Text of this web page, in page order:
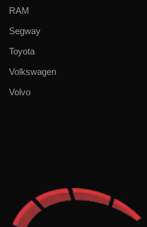
RAM
Segway
Toyota
Volkswagen
Volvo